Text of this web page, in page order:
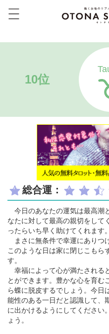
10位
総合運：
今日のあなたの運気は最高潮
なたに対して最高の親切をして
ったらいち早く助けてくれます。
まさに無条件で幸運にありつ
このような日は家に閉じこもら
す。
幸福によって心が満たされる
とができます。豊かな心を育む
ら蝶に脱皮するでしょう。今日
能性のある一日だと認識して、
に出かけるようにしてください
ょう。